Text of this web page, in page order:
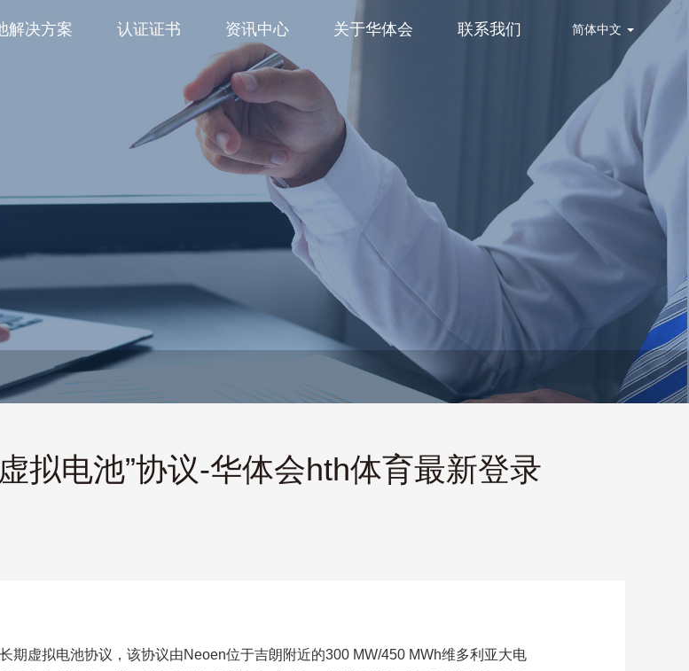
解决方案 认证证书 资讯中心 关于华体会 联系我们 简体中文
拟电池”协议-华体会hth体育最新登录
期虚拟电池协议，该协议由Neoen位于吉朗附近的300 MW/450 MWh维多利亚大电